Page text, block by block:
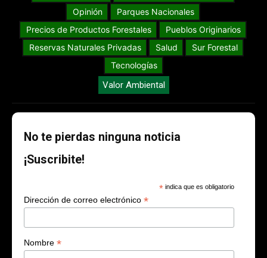
Opinión
Parques Nacionales
Precios de Productos Forestales
Pueblos Originarios
Reservas Naturales Privadas
Salud
Sur Forestal
Tecnologías
Valor Ambiental
No te pierdas ninguna noticia
¡Suscribite!
* indica que es obligatorio
Dirección de correo electrónico *
Nombre *